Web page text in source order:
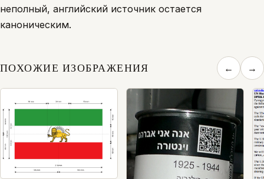
неполный, английский источник остается
каноническим.
ПОХОЖИЕ ИЗОБРАЖЕНИЯ ← →